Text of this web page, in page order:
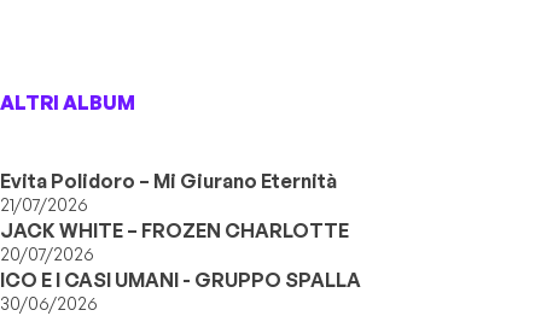
ALTRI ALBUM
Evita Polidoro – Mi Giurano Eternità
21/07/2026
JACK WHITE – FROZEN CHARLOTTE
20/07/2026
ICO E I CASI UMANI - GRUPPO SPALLA
30/06/2026